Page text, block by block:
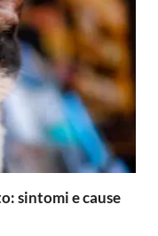
sintomi e cause